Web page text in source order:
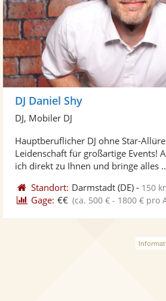
DJ Daniel Shy
DJ, Mobiler DJ
Hauptberuflicher DJ ohne Star-
Leidenschaft für großartige Events!
ich direkt zu Ihnen und bringe alles
Standort: Darmstadt (DE) - 150
Gage: €€ (ca. 500 € - 1800 € pro